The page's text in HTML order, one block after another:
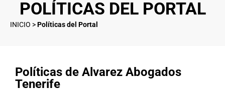
POLÍTICAS DEL PORTAL
INICIO >Políticas del Portal
Políticas de Alvarez Abogados
Tenerife